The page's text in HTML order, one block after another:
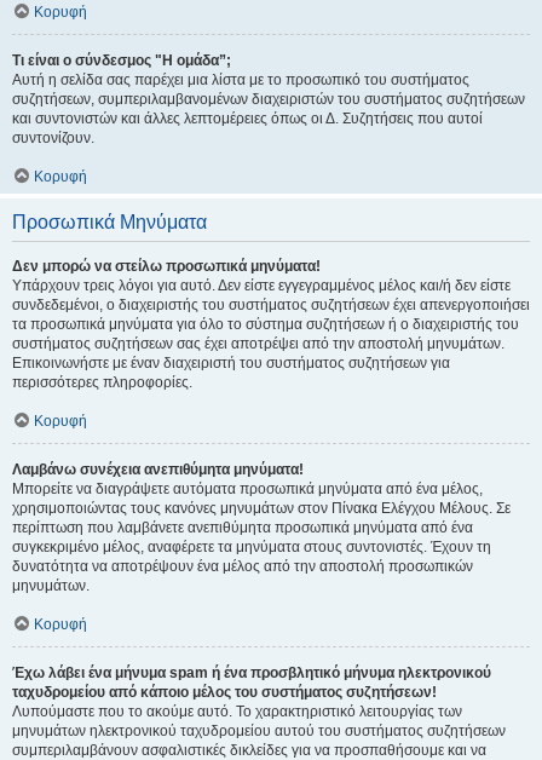
Κορυφή
Τι είναι ο σύνδεσμος "Η ομάδα”;
Αυτή η σελίδα σας παρέχει μια λίστα με το προσωπικό του συστήματος
συζητήσεων, συμπεριλαμβανομένων διαχειριστών του συστήματος συζητήσεων
και συντονιστών και άλλες λεπτομέρειες όπως οι Δ. Συζητήσεις που αυτοί
συντονίζουν.
Κορυφή
Προσωπικά Μηνύματα
Δεν μπορώ να στείλω προσωπικά μηνύματα!
Υπάρχουν τρεις λόγοι για αυτό. Δεν είστε εγγεγραμμένος μέλος και/ή δεν είστε
συνδεδεμένοι, ο διαχειριστής του συστήματος συζητήσεων έχει απενεργοποιήσει
τα προσωπικά μηνύματα για όλο το σύστημα συζητήσεων ή ο διαχειριστής του
συστήματος συζητήσεων σας έχει αποτρέψει από την αποστολή μηνυμάτων.
Επικοινωνήστε με έναν διαχειριστή του συστήματος συζητήσεων για
περισσότερες πληροφορίες.
Κορυφή
Λαμβάνω συνέχεια ανεπιθύμητα μηνύματα!
Μπορείτε να διαγράψετε αυτόματα προσωπικά μηνύματα από ένα μέλος,
χρησιμοποιώντας τους κανόνες μηνυμάτων στον Πίνακα Ελέγχου Μέλους. Σε
περίπτωση που λαμβάνετε ανεπιθύμητα προσωπικά μηνύματα από ένα
συγκεκριμένο μέλος, αναφέρετε τα μηνύματα στους συντονιστές. Έχουν τη
δυνατότητα να αποτρέψουν ένα μέλος από την αποστολή προσωπικών
μηνυμάτων.
Κορυφή
Έχω λάβει ένα μήνυμα spam ή ένα προσβλητικό μήνυμα ηλεκτρονικού
ταχυδρομείου από κάποιο μέλος του συστήματος συζητήσεων!
Λυπούμαστε που το ακούμε αυτό. Το χαρακτηριστικό λειτουργίας των
μηνυμάτων ηλεκτρονικού ταχυδρομείου αυτού του συστήματος συζητήσεων
συμπεριλαμβάνουν ασφαλιστικές δικλείδες για να προσπαθήσουμε και να